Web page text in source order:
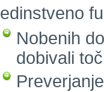
edinstveno
Nobenih
dobivali